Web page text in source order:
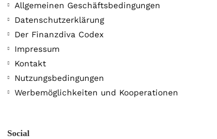
Allgemeinen Geschäftsbedingungen
Datenschutzerklärung
Der Finanzdiva Codex
Impressum
Kontakt
Nutzungsbedingungen
Werbemöglichkeiten und Kooperationen
Social